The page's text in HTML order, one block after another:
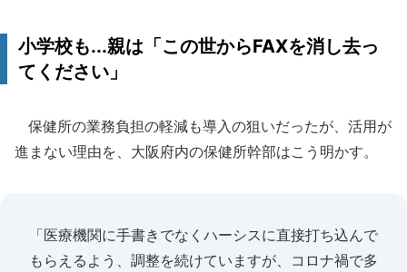
小学校も...親は「この世からFAXを消し去っ
てください」
保健所の業務負担の軽減も導入の狙いだったが、活用が
進まない理由を、大阪府内の保健所幹部はこう明かす。
「医療機関に手書きでなくハーシスに直接打ち込んで
もらえるよう、調整を続けていますが、コロナ禍で多